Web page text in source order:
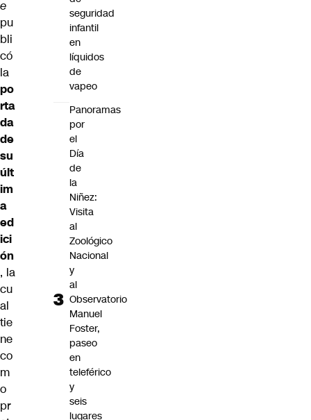
e
pu
bli
có
la
po
rta
da
de
su
últ
im
a
ed
ici
ón
, la
cu
al
tie
ne
co
m
o
pr
seguridad
infantil
en
líquidos
de
vapeo
Panoramas
por
el
Día
de
la
Niñez:
Visita
al
Zoológico
Nacional
y
al
Observatorio
Manuel
Foster,
paseo
en
teleférico
y
seis
lugares